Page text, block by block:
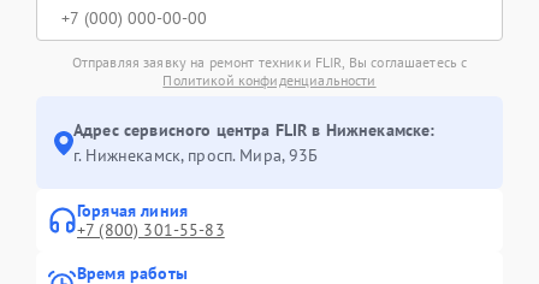
Отправляя заявку на ремонт техники FLIR, Вы соглашаетесь с
Политикой конфиденциальности
Адрес сервисного центра FLIR в Нижнекамске:
г. Нижнекамск, просп. Мира, 93Б
Горячая линия
+7 (800) 301-55-83
Время работы